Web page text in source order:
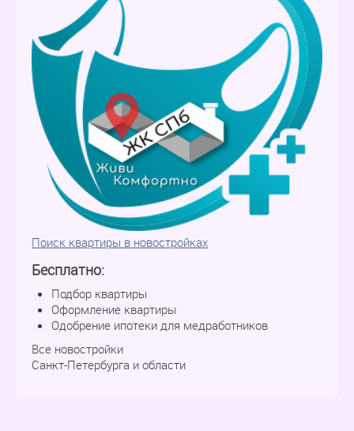
Поиск квартиры в новостройках
Бесплатно:
Подбор квартиры
Оформление квартиры
Одобрение ипотеки для медработников
Все новостройки
Санкт-Петербурга и области